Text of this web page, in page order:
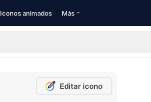
Iconos animados Más
Editar icono